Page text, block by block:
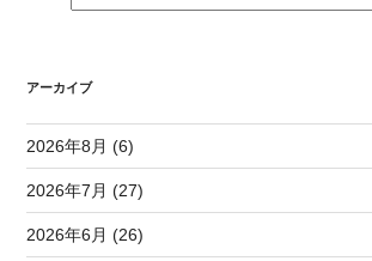
アーカイブ
2026年8月 (6)
2026年7月 (27)
2026年6月 (26)